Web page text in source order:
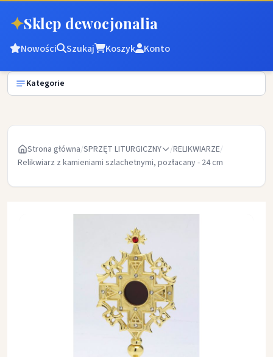
✦Sklep dewocjonalia
Nowości Szukaj Koszyk Konto
Kategorie
Strona główna/SPRZĘT LITURGICZNY /RELIKWIARZE/
Relikwiarz z kamieniami szlachetnymi, pozłacany - 24 cm